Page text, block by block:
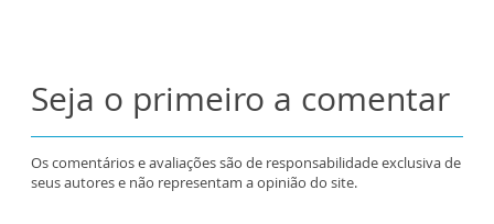
Seja o primeiro a comentar
Os comentários e avaliações são de responsabilidade exclusiva de
seus autores e não representam a opinião do site.